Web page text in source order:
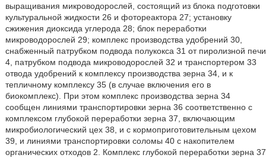
выращивания микроводорослей, состоящий из блока подготовки
культуральной жидкости 26 и фотореактора 27; установку
сжижения диоксида углерода 28; блок переработки
микроводорослей 29; комплекс производства удобрений 30,
снабженный патрубком подвода полукокса 31 от пиролизной печи
4, патрубком подвода микроводорослей 32 и транспортером 33
отвода удобрений к комплексу производства зерна 34, и к
тепличному комплексу 35 (в случае включения его в
биокомплекс). При этом комплекс производства зерна 34
сообщен линиями транспортировки зерна 36 соответственно с
комплексом глубокой переработки зерна 37, включающим
микробиологический цех 38, и с кормоприготовительным цехом
39, и линиями транспортировки соломы 40 с накопителем
органических отходов 2. Комплекс глубокой переработки зерна 37